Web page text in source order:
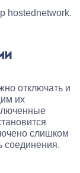
hostednetwork.
отключать и
их
слишком
соединения.